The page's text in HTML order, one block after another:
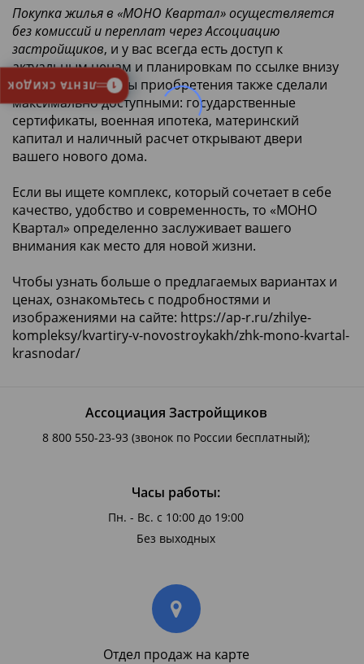
Покупка жилья в «МОНО Квартал» осуществляется
без комиссий и переплат через Ассоциацию
застройщиков, и у вас всегда есть доступ к
актуальным ценам и планировкам по ссылке внизу
страницы. Способы приобретения также сделали
максимально доступными: государственные
сертификаты, военная ипотека, материнский
капитал и наличный расчет открывают двери
вашего нового дома.
Если вы ищете комплекс, который сочетает в себе
качество, удобство и современность, то «МОНО
Квартал» определенно заслуживает вашего
внимания как место для новой жизни.
Чтобы узнать больше о предлагаемых вариантах и
ценах, ознакомьтесь с подробностями и
изображениями на сайте: https://ap-r.ru/zhilye-
kompleksy/kvartiry-v-novostroykakh/zhk-mono-kvartal-
krasnodar/
Ассоциация Застройщиков
8 800 550-23-93 (звонок по России бесплатный);
Часы работы:
Пн. - Вс. с 10:00 до 19:00
Без выходных
Отдел продаж на карте
1
ЛЕНТА СКИДОК